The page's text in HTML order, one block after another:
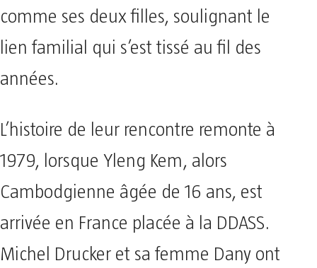
comme ses deux filles, soulignant le
lien familial qui s’est tissé au fil des
années.
L’histoire de leur rencontre remonte à
1979, lorsque Yleng Kem, alors
Cambodgienne âgée de 16 ans, est
arrivée en France placée à la DDASS.
Michel Drucker et sa femme Dany ont